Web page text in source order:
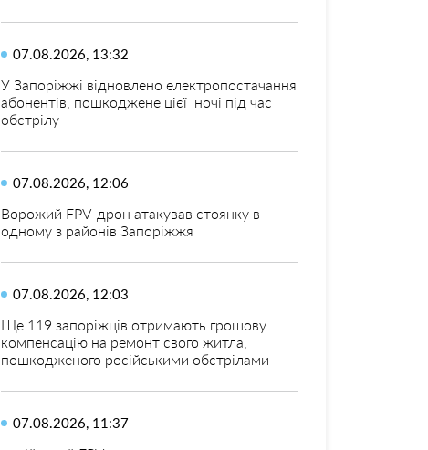
07.08.2026, 13:32
У Запоріжжі відновлено електропостачання
абонентів, пошкоджене цієї ночі під час
обстрілу
07.08.2026, 12:06
Ворожий FPV-дрон атакував стоянку в
одному з районів Запоріжжя
07.08.2026, 12:03
Ще 119 запоріжців отримають грошову
компенсацію на ремонт свого житла,
пошкодженого російськими обстрілами
07.08.2026, 11:37